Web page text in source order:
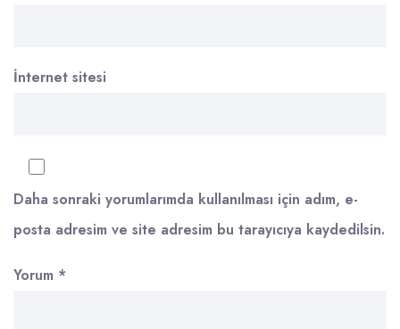
İnternet sitesi
Daha sonraki yorumlarımda kullanılması için adım, e-
posta adresim ve site adresim bu tarayıcıya kaydedilsin.
Yorum *